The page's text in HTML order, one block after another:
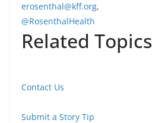
erosenthal@kff.org,
@RosenthalHealth
Related Topics
Contact Us
Submit a Story Tip